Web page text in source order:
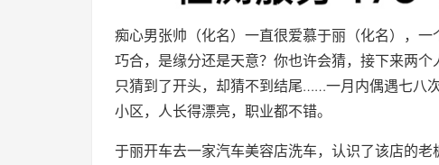
痴心男张帅（化名）一直很爱慕于丽（化名），
巧合，是缘分还是天意？你也许会猜，接下来两
只猜到了开头，却猜不到结尾……一月内偶遇七八
小区，人长得漂亮，职业都不错。
于丽开车去一家汽车美容店洗车，认识了该店的